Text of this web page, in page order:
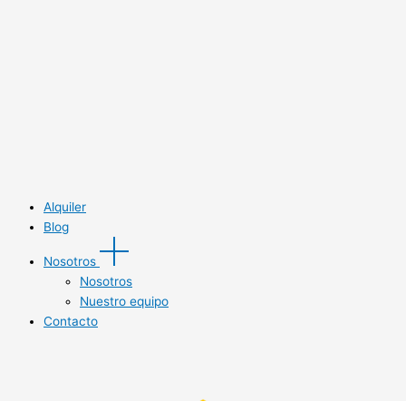
Alquiler
Blog
Nosotros
Nosotros
Nuestro equipo
Contacto